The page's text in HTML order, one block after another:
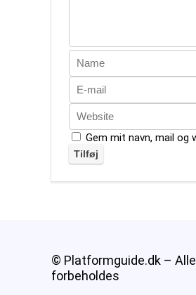
Gem mit navn, mail og
© Platformguide.dk –
forbeholdes